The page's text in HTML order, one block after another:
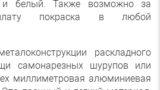
белый. Также возможно за
плату покраска в любой
раскладного
самонарезных шурупов или
миллиметровая алюминиевая